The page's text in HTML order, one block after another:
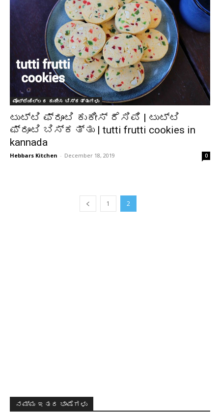
ಮೊಟ್ಟೆಯಿಲ್ಲದ ಕುಕೀಸ ಬಿಸ್ಕತ್ತುಗಳು
ಟುಟ್ಟಿ ಫ್ರೂಟಿ ಕುಕೀಸ್ ರೆಸಿಪಿ | ಟುಟ್ಟಿ
ಫ್ರೂಟಿ ಬಿಸ್ಕತ್ತು | tutti frutti cookies in
kannada
Hebbars Kitchen - December 18, 2019 0
1 2
ನಮ್ಮ ಇತರ ಭಾಷೆಗಳು